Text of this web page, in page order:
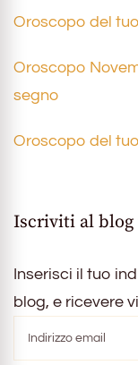
Oroscopo del
Oroscopo
segno
Oroscopo del
Iscriviti al
Inserisci il tuo
blog, e ricevere
email